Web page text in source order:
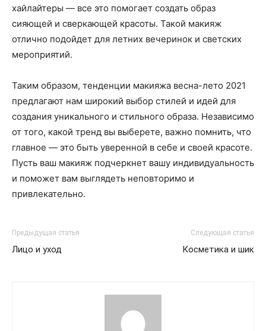
хайлайтеры — все это помогает создать образ
сияющей и сверкающей красоты. Такой макияж
отлично подойдет для летних вечеринок и светских
мероприятий.
Таким образом, тенденции макияжа весна-лето 2021
предлагают нам широкий выбор стилей и идей для
создания уникального и стильного образа. Независимо
от того, какой тренд вы выберете, важно помнить, что
главное — это быть уверенной в себе и своей красоте.
Пусть ваш макияж подчеркнет вашу индивидуальность
и поможет вам выглядеть неповторимо и
привлекательно.
Предыдущая статья
Лицо и уход
Следующая статья
Косметика и шик